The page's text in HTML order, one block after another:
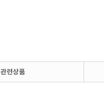
관련상품